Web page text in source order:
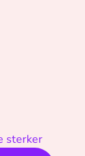
sterker